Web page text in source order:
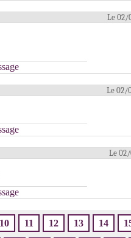
Le 02/
Le 02/
Le 02/
10 11 12 13 14